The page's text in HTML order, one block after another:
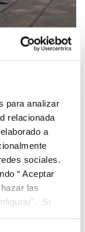
para analizar
relacionada
a
sociales.
“ Aceptar
las
Si
y las
de 112